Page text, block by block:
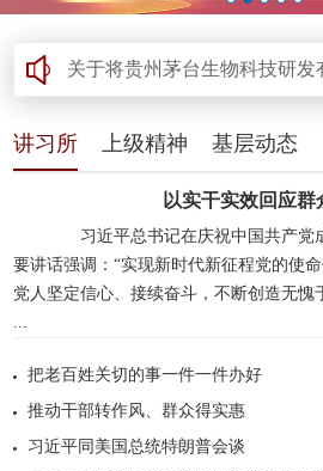
关于将贵州茅台生物科技研发
2026-06-08
讲习所 上级精神 基层动态
以实干实效回应群
习近平总书记在庆祝中国共产党
要讲话强调：“实现新时代新征程党的使
党人坚定信心、接续奋斗，不断创造无愧
把老百姓关切的事一件一件办好
推动干部转作风、群众得实惠
习近平同美国总统特朗普会谈